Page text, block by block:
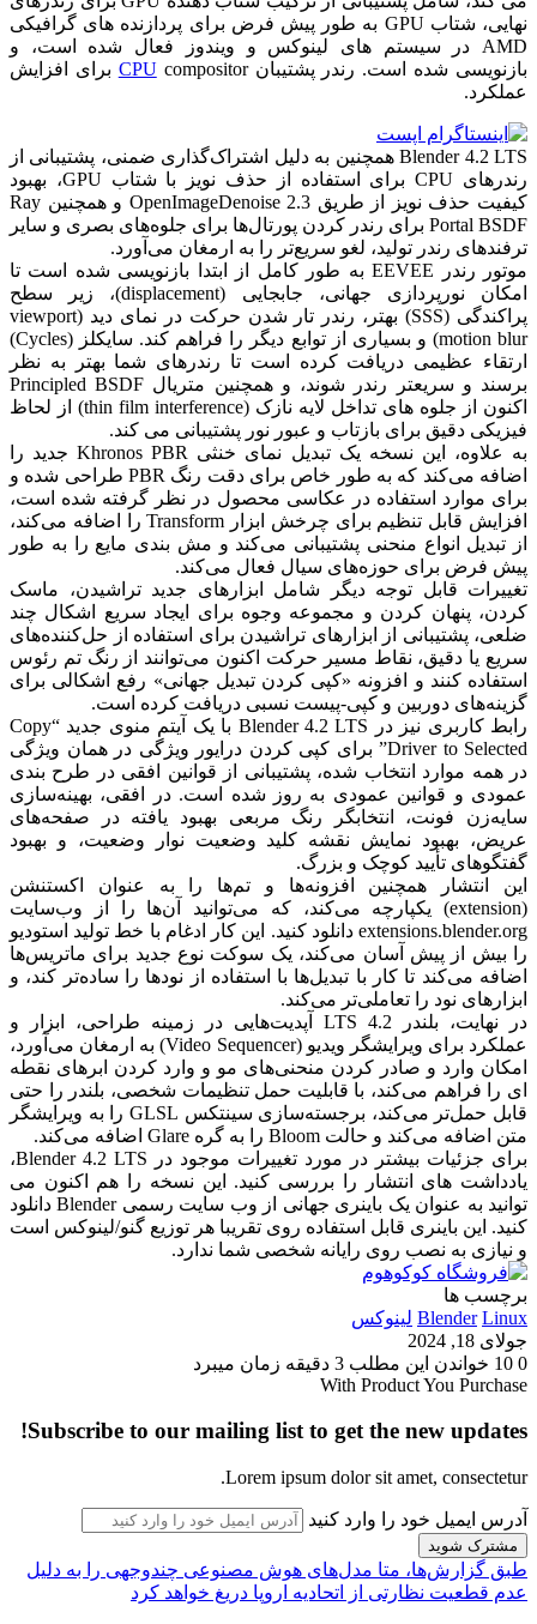
نهایی، شتاب GPU به طور پیش فرض برای پردازنده های گرافیکی
AMD در سیستم های لینوکس و ویندوز فعال شده است، و
بازنویسی شده است. رندر پشتیبان CPU compositor برای افزایش
عملکرد.
Blender 4.2 LTS همچنین به دلیل اشتراک‌گذاری ضمنی، پشتیبانی از
رندرهای CPU برای استفاده از حذف نویز با شتاب GPU، بهبود
کیفیت حذف نویز از طریق OpenImageDenoise 2.3 و همچنین Ray
Portal BSDF برای رندر کردن پورتال‌ها برای جلوه‌های بصری و سایر
ترفندهای رندر تولید، لغو سریع‌تر را به ارمغان می‌آورد.
موتور رندر EEVEE به طور کامل از ابتدا بازنویسی شده است تا
امکان نورپردازی جهانی، جابجایی (displacement)، زیر سطح
پراکندگی (SSS) بهتر، رندر تار شدن حرکت در نمای دید (viewport
motion blur) و بسیاری از توابع دیگر را فراهم کند. سایکلز (Cycles)
ارتقاء عظیمی دریافت کرده است تا رندرهای شما بهتر به نظر
برسند و سریعتر رندر شوند، و همچنین متریال Principled BSDF
اکنون از جلوه های تداخل لایه نازک (thin film interference) از لحاظ
فیزیکی دقیق برای بازتاب و عبور نور پشتیبانی می کند.
به علاوه، این نسخه یک تبدیل نمای خنثی Khronos PBR جدید را
اضافه می‌کند که به طور خاص برای دقت رنگ PBR طراحی شده و
برای موارد استفاده در عکاسی محصول در نظر گرفته شده است،
افزایش قابل تنظیم برای چرخش ابزار Transform را اضافه می‌کند،
از تبدیل انواع منحنی پشتیبانی می‌کند و مش بندی مایع را به طور
پیش فرض برای حوزه‌های سیال فعال می‌کند.
تغییرات قابل توجه دیگر شامل ابزارهای جدید تراشیدن، ماسک
کردن، پنهان کردن و مجموعه وجوه برای ایجاد سریع اشکال چند
ضلعی، پشتیبانی از ابزارهای تراشیدن برای استفاده از حل‌کننده‌های
سریع یا دقیق، نقاط مسیر حرکت اکنون می‌توانند از رنگ تم رئوس
استفاده کنند و افزونه «کپی کردن تبدیل جهانی» رفع اشکالی برای
گزینه‌های دوربین و کپی-پیست نسبی دریافت کرده است.
رابط کاربری نیز در Blender 4.2 LTS با یک آیتم منوی جدید “Copy
Driver to Selected” برای کپی کردن درایور ویژگی در همان ویژگی
در همه موارد انتخاب شده، پشتیبانی از قوانین افقی در طرح بندی
عمودی و قوانین عمودی به روز شده است. در افقی، بهینه‌سازی
سایه‌زن فونت، انتخابگر رنگ مربعی بهبود یافته در صفحه‌های
عریض، بهبود نمایش نقشه کلید وضعیت نوار وضعیت، و بهبود
گفتگوهای تأیید کوچک و بزرگ.
این انتشار همچنین افزونه‌ها و تم‌ها را به عنوان اکستنشن
(extension) یکپارچه می‌کند، که می‌توانید آن‌ها را از وب‌سایت
extensions.blender.org دانلود کنید. این کار ادغام با خط تولید استودیو
را بیش از پیش آسان می‌کند، یک سوکت نوع جدید برای ماتریس‌ها
اضافه می‌کند تا کار با تبدیل‌ها با استفاده از نودها را ساده‌تر کند، و
ابزارهای نود را تعاملی‌تر می‌کند.
در نهایت، بلندر 4.2 LTS آپدیت‌هایی در زمینه طراحی، ابزار و
عملکرد برای ویرایشگر ویدیو (Video Sequencer) به ارمغان می‌آورد،
امکان وارد و صادر کردن منحنی‌های مو و وارد کردن ابرهای نقطه
ای را فراهم می‌کند، با قابلیت حمل تنظیمات شخصی، بلندر را حتی
قابل حمل‌تر می‌کند، برجسته‌سازی سینتکس GLSL را به ویرایشگر
متن اضافه می‌کند و حالت Bloom را به گره Glare اضافه می‌کند.
برای جزئیات بیشتر در مورد تغییرات موجود در Blender 4.2 LTS،
یادداشت های انتشار را بررسی کنید. این نسخه را هم اکنون می
توانید به عنوان یک باینری جهانی از وب سایت رسمی Blender دانلود
کنید. این باینری قابل استفاده روی تقریبا هر توزیع گنو/لینوکس است
و نیازی به نصب روی رایانه شخصی شما ندارد.
برچسب ها
Blender Linux
لینوکس
جولای 18, 2024
0
خواندن این مطلب 3 دقیقه زمان میبرد
With Product You Purchase
Subscribe to our mailing list to get the new updates!
Lorem ipsum dolor sit amet, consectetur.
آدرس ایمیل خود را وارد کنید
طبق گزارش‌ها، متا مدل‌های هوش مصنوعی چندوجهی را به دلیل
عدم قطعیت نظارتی از اتحادیه اروپا دریغ خواهد کرد